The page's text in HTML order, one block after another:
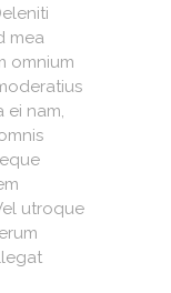
mea
omnium
ei nam,
utroque